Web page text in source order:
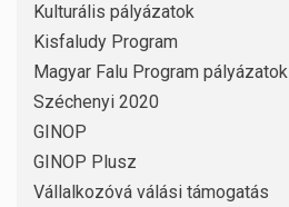
Kulturális pályázatok
Kisfaludy Program
Magyar Falu Program pályázatok
Széchenyi 2020
GINOP
GINOP Plusz
Vállalkozóvá válási támogatás